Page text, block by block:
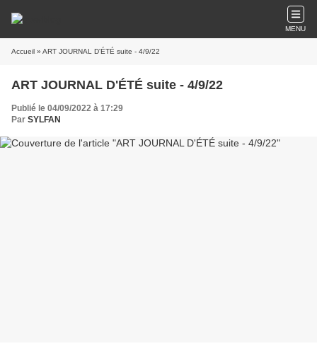
MENU
Accueil » ART JOURNAL D'ÉTÉ suite - 4/9/22
ART JOURNAL D'ÉTÉ suite - 4/9/22
Publié le 04/09/2022 à 17:29
Par SYLFAN